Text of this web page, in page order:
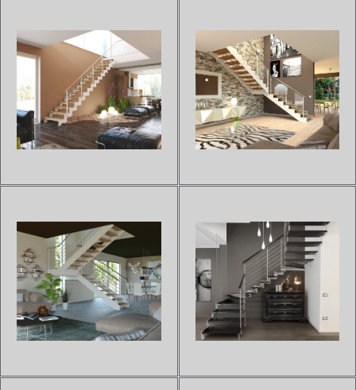
ESCALIER À LIMON
CRÉMAILLÈRE FLO 120
Grâce à son mono limon latéral,
l'escalier droit et quart tournant
FLO 120 s'intégrera
parfaitement dans le
Sur devis
ESCALIER À LIMON
CENTRAL ZEN
Notre escalier droit à limon
central de la gamme ZEN est
conçu pour s'intégrer à votre
intérieur en toute simplicité.La
Sur devis
ESCALIER À LIMON
CRÉMAILLÈRE EXTREME 200
Grâce à ses finitions discrètes
et élégantes, l'escalier droit et
quart tournant à limon
crémaillère EXTREME 200 offre
grâce à son large choix d'ess...
Sur devis
ESCALIER À LIMON
CRÉMAILLÈRE EXTREME 100
Pour apporter la touche
d'élégance, de modernité et de
style à votre habitat, l'escalier
droit et 1/4 tournant de la
est le modèle adapté à vos...
Sur devis